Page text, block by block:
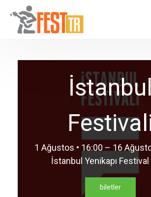
Ana içeriğe atla
İstanbul
1 Ağustos • 16:00 – 16
İstanbul Yenikapı Festival
biletler